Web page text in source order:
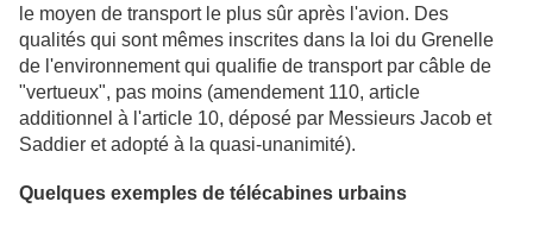
le moyen de transport le plus sûr après l'avion. Des
qualités qui sont mêmes inscrites dans la loi du Grenelle
de l'environnement qui qualifie de transport par câble de
"vertueux", pas moins (amendement 110, article
additionnel à l'article 10, déposé par Messieurs Jacob et
Saddier et adopté à la quasi-unanimité).
Quelques exemples de télécabines urbains